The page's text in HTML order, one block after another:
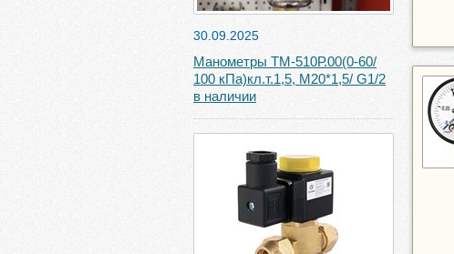
30.09.2025
Манометры ТМ-510Р.00(0-60/
100 кПа)кл.т.1,5, М20*1,5/ G1/2
в наличии